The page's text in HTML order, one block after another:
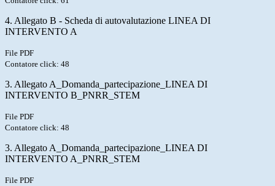
4. Allegato B - Scheda di autovalutazione LINEA DI
INTERVENTO A
File PDF
Contatore click: 48
3. Allegato A_Domanda_partecipazione_LINEA DI
INTERVENTO B_PNRR_STEM
File PDF
Contatore click: 48
3. Allegato A_Domanda_partecipazione_LINEA DI
INTERVENTO A_PNRR_STEM
File PDF